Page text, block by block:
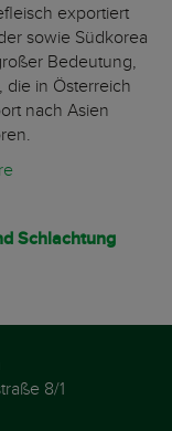
exportiert
sowie Südkorea
Bedeutung,
die in Österreich
nach Asien
Schlachtung​
8/1